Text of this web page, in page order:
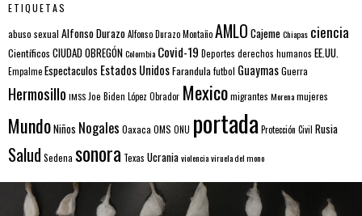
ETIQUETAS
abuso sexual Alfonso DurazoAlfonso Durazo MontañoAMLO CajemeChiapas ciencia
Científicos CIUDAD OBREGÓNColombia Covid-19 Deportes derechos humanos EE.UU.
EmpalmeEspectaculos Estados UnidosFarandulafutbol GuaymasGuerra
Hermosillo IMSSJoe Biden López Obrador Mexicomigrantes Morenamujeres
MundoNiños Nogales Oaxaca OMS ONU portada Protección Civil Rusia
Salud Sedena sonora Texas Ucraniaviolenciaviruela del mono